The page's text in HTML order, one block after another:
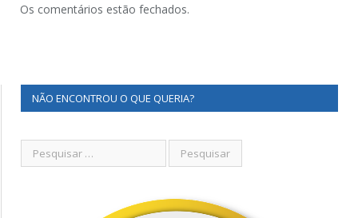
Os comentários estão fechados.
NÃO ENCONTROU O QUE QUERIA?